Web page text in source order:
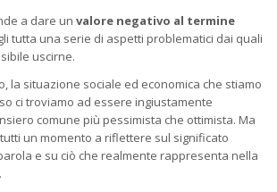
a dare un valore negativo al termine
tutta una serie di aspetti problematici dai quali
uscirne.
la situazione sociale ed economica che stiamo
ci troviamo ad essere ingiustamente
comune più pessimista che ottimista. Ma
un momento a riflettere sul significato
e su ciò che realmente rappresenta nella